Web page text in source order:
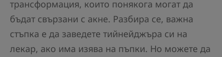
трансформация, които понякога могат да
бъдат свързани с акне. Разбира се, важна
стъпка е да заведете тийнейджъра си на
лекар, ако има изява на пъпки. Но можете да